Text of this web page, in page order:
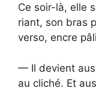
Ce soir-là, elle
riant, son bras
verso, encre
— Il devient
au cliché. Et